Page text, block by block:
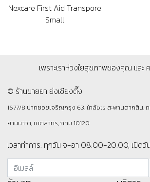
Nexcare First Aid Transpore
Small
เพราะเราห่วงใยสุขภาพของคุณ แล
© ร้านขายยา ย่งเชียงตึ๊ง
1677/8 ปากซอยเจริญกรุง 63, ใกล้bts สะพานตากสิน,
ยานนาวา, เขตสาทร, กทม 10120
เวลาทำการ: ทุกวัน จ-อา 08:00-20:00, เปิดวั